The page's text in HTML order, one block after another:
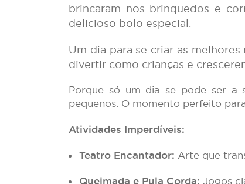
brincaram nos brinquedos e
delicioso bolo especial.
Um dia para se criar as
divertir como crianças e
Porque só um dia se pode ser a
pequenos. O momento perfeito
Atividades Imperdíveis:
Teatro Encantador: Arte que
Queimada e Pula Corda: Jogos